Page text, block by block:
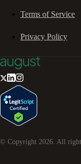
Terms of Service
Privacy Policy
© Copyright 2026 . All